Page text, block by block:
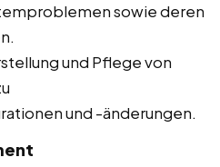
sowie deren
und Pflege von
und -änderungen.